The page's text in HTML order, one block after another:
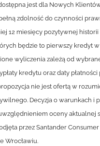
jest dla Nowych
zdolność do czynności
12 miesięcy pozytywnej
będzie to pierwszy kredyt
wyliczenia zależą od
kredytu oraz daty płatności
nie jest ofertą w
Decyzja o warunkach i
oceny aktualnej
przez Santander Consumer
Wrocławiu.